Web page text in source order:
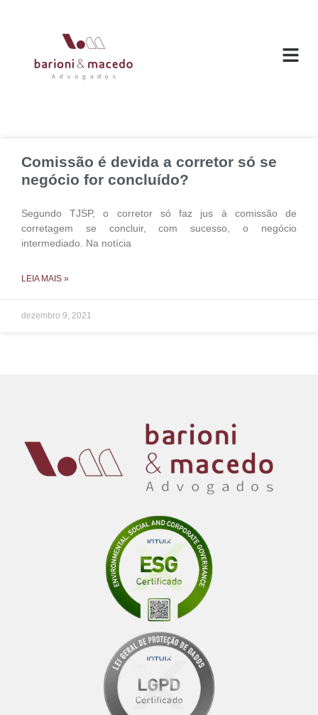
Comissão é devida a corretor só se
negócio for concluído?
Segundo TJSP, o corretor só faz jus à comissão de
corretagem se concluir, com sucesso, o negócio
intermediado. Na notícia
LEIA MAIS »
dezembro 9, 2021